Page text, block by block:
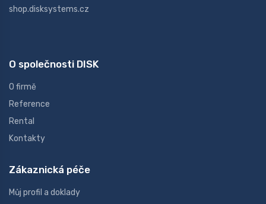
shop.disksystems.cz
O společnosti DISK
O firmě
Reference
Rental
Kontakty
Zákaznická péče
Můj profil a doklady